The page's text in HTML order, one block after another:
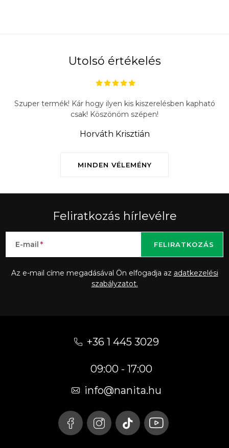
Utolsó értékelés
MINDEN VÉLEMÉNY
Szuper termék! Kár hogy ilyen kis kiszerelésben kapható
csak! Köszönöm szépen!
Horváth Krisztián
Feliratkozás hírlevélre
E-mail
Az e-mail címe megadásával Ön elfogadja az adatkezelési
szabályzatot.
FELIRATKOZÁS
+36 1 445 3029
09:00 - 17:00
info@nanita.hu